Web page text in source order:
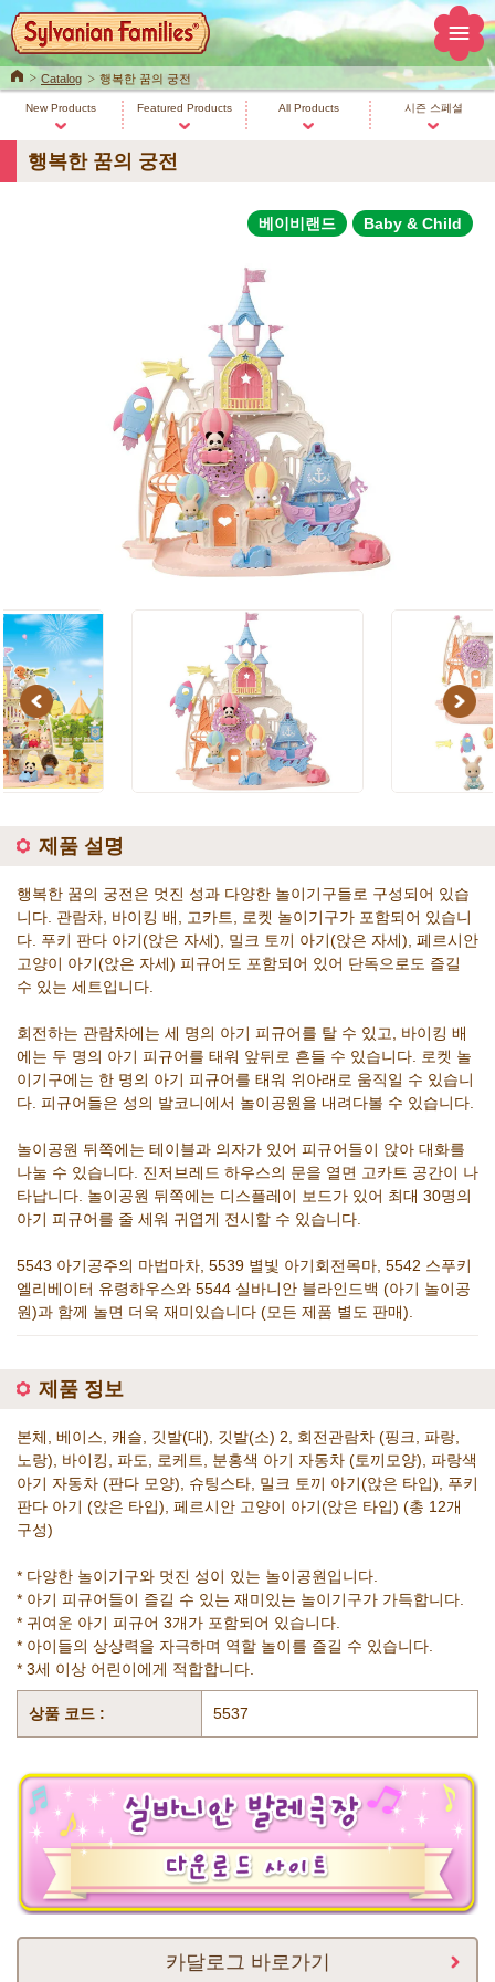
HomeCatalog 행복한 꿈의 궁전
New Products Featured Products All Products 시즌 스페셜
행복한 꿈의 궁전
베이비랜드 Baby & Child
Previous Next
제품 설명
행복한 꿈의 궁전은 멋진 성과 다양한 놀이기구들로 구성되어 있습
니다. 관람차, 바이킹 배, 고카트, 로켓 놀이기구가 포함되어 있습니
다. 푸키 판다 아기(앉은 자세), 밀크 토끼 아기(앉은 자세), 페르시안
고양이 아기(앉은 자세) 피규어도 포함되어 있어 단독으로도 즐길
수 있는 세트입니다.
회전하는 관람차에는 세 명의 아기 피규어를 탈 수 있고, 바이킹 배
에는 두 명의 아기 피규어를 태워 앞뒤로 흔들 수 있습니다. 로켓 놀
이기구에는 한 명의 아기 피규어를 태워 위아래로 움직일 수 있습니
다. 피규어들은 성의 발코니에서 놀이공원을 내려다볼 수 있습니다.
놀이공원 뒤쪽에는 테이블과 의자가 있어 피규어들이 앉아 대화를
나눌 수 있습니다. 진저브레드 하우스의 문을 열면 고카트 공간이 나
타납니다. 놀이공원 뒤쪽에는 디스플레이 보드가 있어 최대 30명의
아기 피규어를 줄 세워 귀엽게 전시할 수 있습니다.
5543 아기공주의 마법마차, 5539 별빛 아기회전목마, 5542 스푸키
엘리베이터 유령하우스와 5544 실바니안 블라인드백 (아기 놀이공
원)과 함께 놀면 더욱 재미있습니다 (모든 제품 별도 판매).
제품 정보
본체, 베이스, 캐슬, 깃발(대), 깃발(소) 2, 회전관람차 (핑크, 파랑,
노랑), 바이킹, 파도, 로케트, 분홍색 아기 자동차 (토끼모양), 파랑색
아기 자동차 (판다 모양), 슈팅스타, 밀크 토끼 아기(앉은 타입), 푸키
판다 아기 (앉은 타입), 페르시안 고양이 아기(앉은 타입) (총 12개
구성)
* 다양한 놀이기구와 멋진 성이 있는 놀이공원입니다.
* 아기 피규어들이 즐길 수 있는 재미있는 놀이기구가 가득합니다.
* 귀여운 아기 피규어 3개가 포함되어 있습니다.
* 아이들의 상상력을 자극하며 역할 놀이를 즐길 수 있습니다.
* 3세 이상 어린이에게 적합합니다.
상품 코드 : 5537
카달로그 바로가기